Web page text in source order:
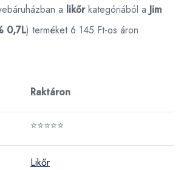
a likőrkategóriából a Jim
0,7L) terméket 6 145 Ft-os áron
Raktáron
⭐⭐⭐⭐⭐
Likőr